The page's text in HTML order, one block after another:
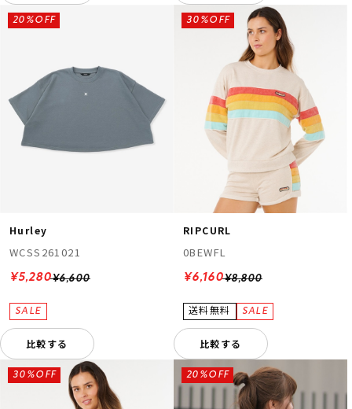
Hurley
WCSS261021
¥6,600
20%OFF
¥5,280
比較する
RIPCURL
0BEWFL
¥8,800
30%OFF
¥6,160
比較する
30%OFF 20%OFF